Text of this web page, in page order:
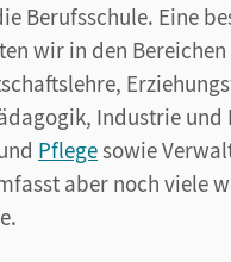
Berufsschule. Eine
wir in den Bereichen
Industrie und
Pflegesowie
aber noch viele